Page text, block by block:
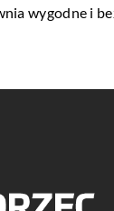
wygodne i